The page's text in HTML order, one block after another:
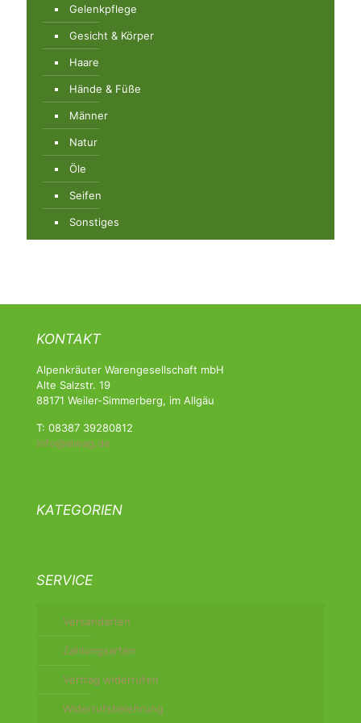
Gelenkpflege
Gesicht & Körper
Haare
Hände & Füße
Männer
Natur
Öle
Seifen
Sonstiges
KONTAKT
Alpenkräuter Warengesellschaft mbH
Alte Salzstr. 19
88171 Weiler-Simmerberg, im Allgäu
T: 08387 39280812
info@alwag.de
KATEGORIEN
SERVICE
Versandarten
Zahlungsarten
Vertrag widerrufen
Widerrufsbelehrung